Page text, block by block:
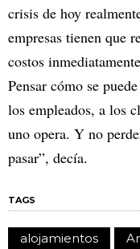
crisis de hoy
empresas tienen que
costos
Pensar cómo se
los empleados, a los
uno opera. Y no
pasar”, decía.
TAGS
alojamientos